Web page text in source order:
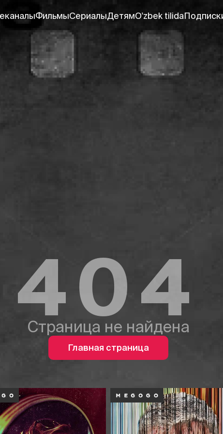
ФильмыСериалыДетямO'zbek tilida
404
Страница не найдена
Главная страница